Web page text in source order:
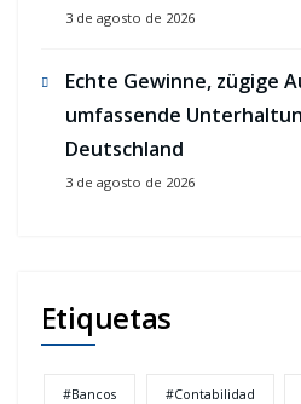
3 de agosto de 2026
Echte Gewinne, zügige
umfassende
Deutschland
3 de agosto de 2026
Etiquetas
#Bancos #Contabilidad